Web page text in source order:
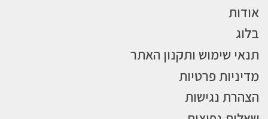
אודות
בלוג
תנאי שימוש ותקנון האתר
מדיניות פרטיות
הצהרת נגישות